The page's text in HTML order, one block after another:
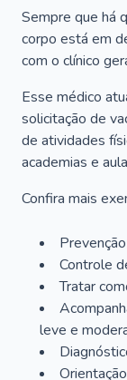
Sempre que há
corpo está em
com o clínico
Esse médico
solicitação de
de atividades
academias e
Confira mais
Controle
Tratar
leve e